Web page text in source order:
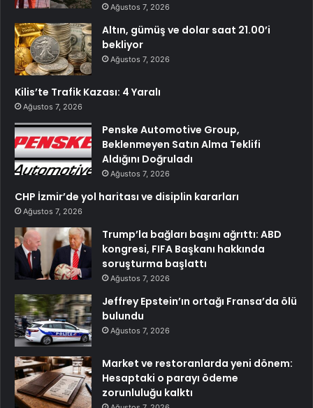
Ağustos 7, 2026
Altın, gümüş ve dolar saat 21.00’i
bekliyor
Ağustos 7, 2026
Kilis’te Trafik Kazası: 4 Yaralı
Ağustos 7, 2026
Penske Automotive Group,
Beklenmeyen Satın Alma Teklifi
Aldığını Doğruladı
Ağustos 7, 2026
CHP İzmir’de yol haritası ve disiplin kararları
Ağustos 7, 2026
Trump’la bağları başını ağrıttı: ABD
kongresi, FIFA Başkanı hakkında
soruşturma başlattı
Ağustos 7, 2026
Jeffrey Epstein’ın ortağı Fransa’da ölü
bulundu
Ağustos 7, 2026
Market ve restoranlarda yeni dönem:
Hesaptaki o parayı ödeme
zorunluluğu kalktı